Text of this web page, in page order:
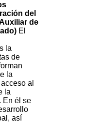
del
de
El
la
de
la
al
la
En él se
así